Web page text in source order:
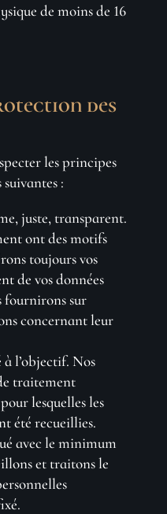
de moins de 16
des
les principes
:
juste, transparent.
ont des motifs
toujours vos
de vos données
fournirons sur
concernant leur
l’objectif. Nos
traitement
lesquelles les
été recueillies.
avec le minimum
et traitons le